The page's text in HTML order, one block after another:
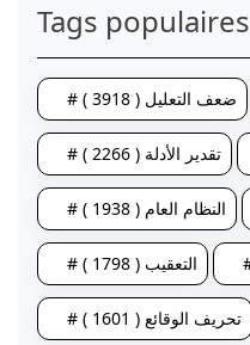
Tags populaires
# ضعف التعليل ( 3918 )
# تقدير الأدلة ( 2266 )
# النظام العام ( 1938 )
# التعقيب ( 1798 )
# تحريف الوقائع ( 1601 )